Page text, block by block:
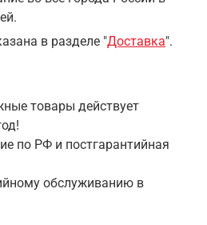
в разделе "Доставка".
товары действует
по РФ и постгарантийная
обслуживанию в